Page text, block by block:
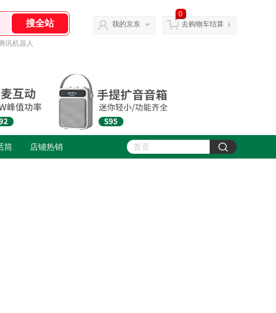
腾讯机器人
我的京东
0
去购物车结算
筒 店铺热销